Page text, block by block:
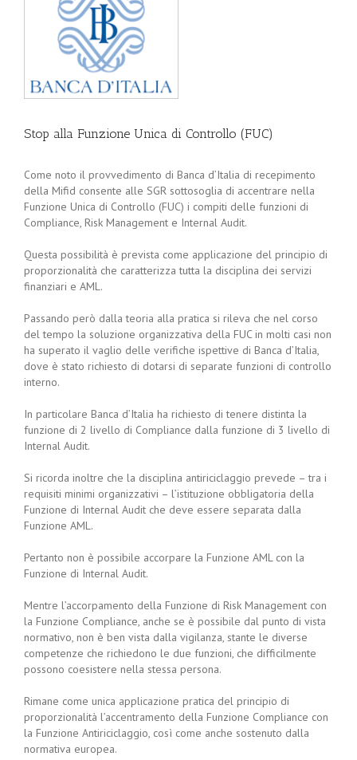
Stop alla Funzione Unica di Controllo (FUC)
Come noto il provvedimento di Banca d’Italia di recepimento
della Mifid consente alle SGR sottosoglia di accentrare nella
Funzione Unica di Controllo (FUC) i compiti delle funzioni di
Compliance, Risk Management e Internal Audit.
Questa possibilità è prevista come applicazione del principio di
proporzionalità che caratterizza tutta la disciplina dei servizi
finanziari e AML.
Passando però dalla teoria alla pratica si rileva che nel corso
del tempo la soluzione organizzativa della FUC in molti casi non
ha superato il vaglio delle verifiche ispettive di Banca d’Italia,
dove è stato richiesto di dotarsi di separate funzioni di controllo
interno.
In particolare Banca d’Italia ha richiesto di tenere distinta la
funzione di 2 livello di Compliance dalla funzione di 3 livello di
Internal Audit.
Si ricorda inoltre che la disciplina antiriciclaggio prevede – tra i
requisiti minimi organizzativi – l’istituzione obbligatoria della
Funzione di Internal Audit che deve essere separata dalla
Funzione AML.
Pertanto non è possibile accorpare la Funzione AML con la
Funzione di Internal Audit.
Mentre l’accorpamento della Funzione di Risk Management con
la Funzione Compliance, anche se è possibile dal punto di vista
normativo, non è ben vista dalla vigilanza, stante le diverse
competenze che richiedono le due funzioni, che difficilmente
possono coesistere nella stessa persona.
Rimane come unica applicazione pratica del principio di
proporzionalità l’accentramento della Funzione Compliance con
la Funzione Antiriciclaggio, così come anche sostenuto dalla
normativa europea.